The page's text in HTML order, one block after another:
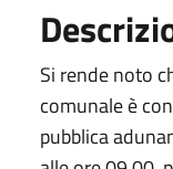
Si rende noto
comunale è
pubblica